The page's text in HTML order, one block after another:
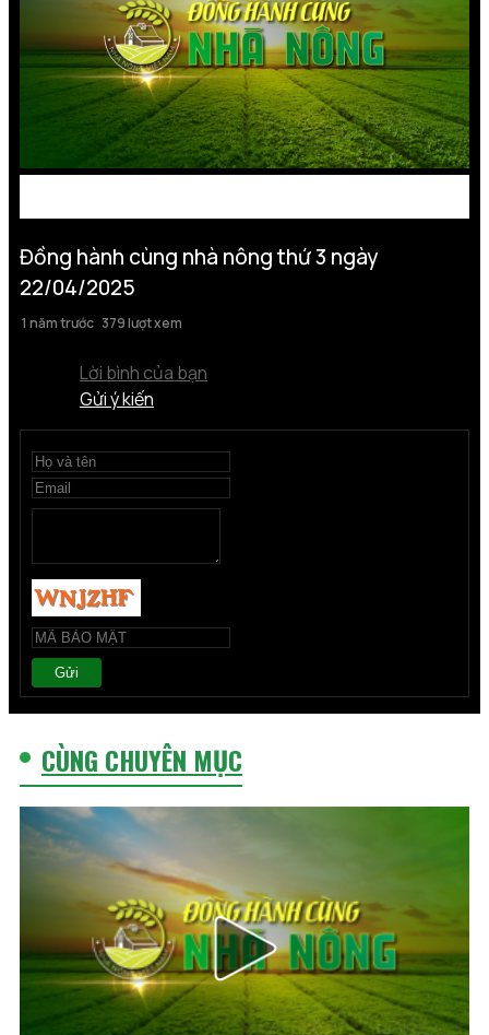
Đồng hành cùng nhà nông thứ 3 ngày
22/04/2025
1 năm trước 379 lượt xem
Lời bình của bạn
Gửi ý kiến
Gửi
CÙNG CHUYÊN MỤC